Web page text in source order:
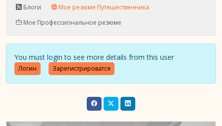
Блоги
Мое резюме Путешественника
Мое Профессиональное резюме
You must login to see more details from this user
Логин Зарегистрироватся